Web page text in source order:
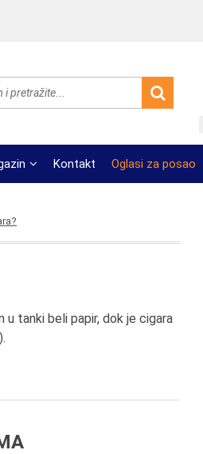
Kontakt Oglasi za posao
u tanki beli papir, dok je cigara